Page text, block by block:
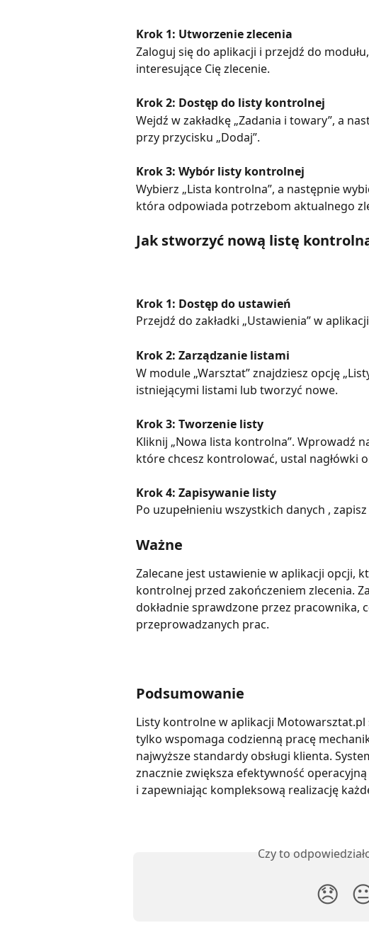
Krok 1: Utworzenie zlecenia
Zaloguj się do aplikacji i przejdź do
interesujące Cię zlecenie.
Krok 2: Dostęp do listy kontrolnej
Wejdź w zakładkę „Zadania i towary”, a
przy przycisku „Dodaj”.
Krok 3: Wybór listy kontrolnej
Wybierz „Lista kontrolna”, a następnie
która odpowiada potrzebom aktualnego
Jak stworzyć nową listę
Krok 1: Dostęp do ustawień
Przejdź do zakładki „Ustawienia” w
Krok 2: Zarządzanie listami
W module „Warsztat” znajdziesz opcję
istniejącymi listami lub tworzyć nowe.
Krok 3: Tworzenie listy
Kliknij „Nowa lista kontrolna”. Wprowadź
które chcesz kontrolować, ustal nagłówki
Krok 4: Zapisywanie listy
Po uzupełnieniu wszystkich danych ,
Ważne
Zalecane jest ustawienie w aplikacji opcji,
kontrolnej przed zakończeniem zlecenia.
dokładnie sprawdzone przez pracownika,
przeprowadzanych prac.
Podsumowanie
Listy kontrolne w aplikacji
tylko wspomaga codzienną pracę
najwyższe standardy obsługi klienta.
znacznie zwiększa efektywność
i zapewniając kompleksową realizację
Czy to
😞